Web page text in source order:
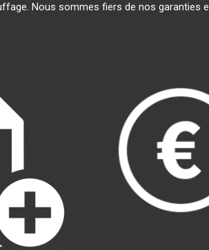
Nous sommes fiers de nos garanties